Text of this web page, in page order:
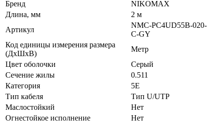
Бренд
NIKOMAX
Длина, мм
2 м
Артикул
NMC-PC4UD55B-020-
C-GY
Код единицы измерения размера
(ДхШхВ)
Метр
Цвет оболочки
Серый
Сечение жилы
0.511
Категория
5E
Тип кабеля
Тип U/UTP
Маслостойкий
Нет
Огнестойкое исполнение
Нет